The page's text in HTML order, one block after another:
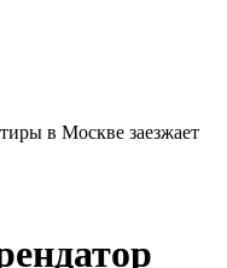
в Москве заезжает